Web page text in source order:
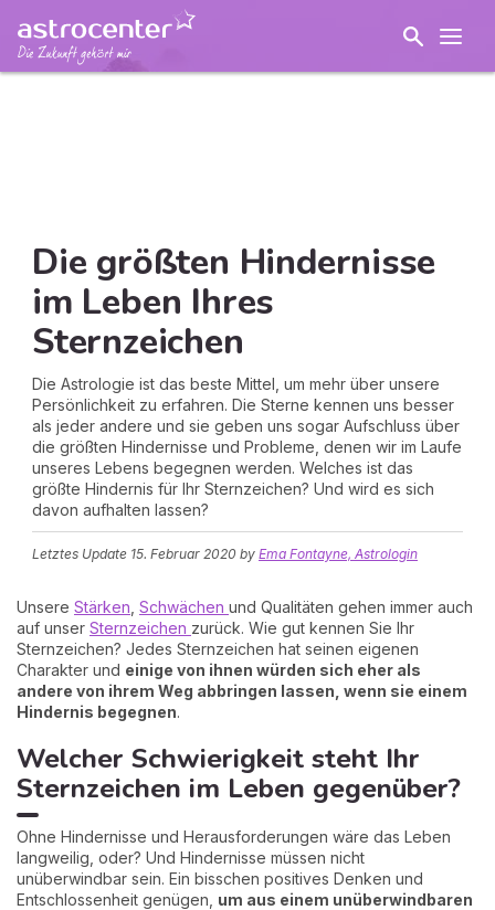
Die größten Hindernisse
im Leben Ihres
Sternzeichen
Die Astrologie ist das beste Mittel, um mehr über unsere
Persönlichkeit zu erfahren. Die Sterne kennen uns besser
als jeder andere und sie geben uns sogar Aufschluss über
die größten Hindernisse und Probleme, denen wir im Laufe
unseres Lebens begegnen werden. Welches ist das
größte Hindernis für Ihr Sternzeichen? Und wird es sich
davon aufhalten lassen?
Letztes Update 15. Februar 2020 by Ema Fontayne, Astrologin
Unsere Stärken Schwächen und Qualitäten gehen immer auch
auf unser Sternzeichen zurück. Wie gut kennen Sie Ihr
Sternzeichen? Jedes Sternzeichen hat seinen eigenen
Charakter und einige von ihnen würden sich eher als
andere von ihrem Weg abbringen lassen, wenn sie einem
Hindernis begegnen.
Welcher Schwierigkeit steht Ihr
Sternzeichen im Leben gegenüber?
Ohne Hindernisse und Herausforderungen wäre das Leben
langweilig, oder? Und Hindernisse müssen nicht
unüberwindbar sein. Ein bisschen positives Denken und
Entschlossenheit genügen, um aus einem unüberwindbaren